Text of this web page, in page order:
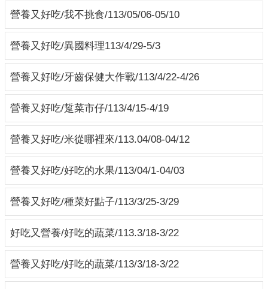
營養又好吃/我不挑食/113/05/06-05/10
營養又好吃/異國料理113/4/29-5/3
營養又好吃/牙齒保健大作戰/113/4/22-4/26
營養又好吃/踅菜市仔/113/4/15-4/19
營養又好吃/米從哪裡來/113.04/08-04/12
營養又好吃/好吃的水果/113/04/1-04/03
營養又好吃/種菜好點子/113/3/25-3/29
好吃又營養/好吃的蔬菜/113.3/18-3/22
營養又好吃/好吃的蔬菜/113/3/18-3/22